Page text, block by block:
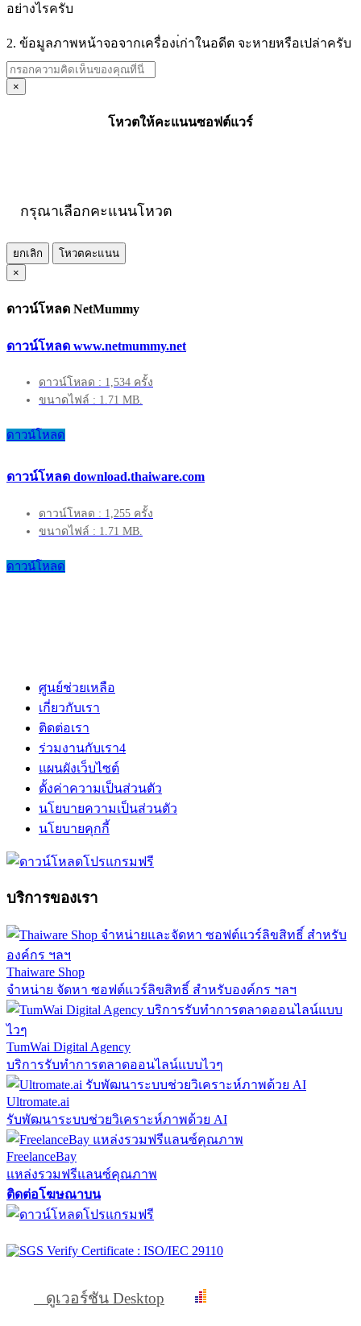
อย่างไรครับ
2. ข้อมูลภาพหน้าจอจากเครื่องเ่ก่าในอดีต จะหายหรือเปล่าครับ
×
โหวตให้คะแนนซอฟต์แวร์
กรุณาเลือกคะแนนโหวต
ยกเลิก
โหวตคะแนน
×
ดาวน์โหลด NetMummy
ดาวน์โหลด www.netmummy.net
ดาวน์โหลด : 1,534 ครั้ง
ขนาดไฟล์ : 1.71 MB.
ดาวน์โหลด
ดาวน์โหลด download.thaiware.com
ดาวน์โหลด : 1,255 ครั้ง
ขนาดไฟล์ : 1.71 MB.
ดาวน์โหลด
ศูนย์ช่วยเหลือ
เกี่ยวกับเรา
ติดต่อเรา
ร่วมงานกับเรา4
แผนผังเว็บไซต์
ตั้งค่าความเป็นส่วนตัว
นโยบายความเป็นส่วนตัว
นโยบายคุกกี้
บริการของเรา
Thaiware Shop
จำหน่าย จัดหา ซอฟต์แวร์ลิขสิทธิ์ สำหรับองค์กร ฯลฯ
TumWai Digital Agency
บริการรับทำการตลาดออนไลน์แบบไวๆ
Ultromate.ai
รับพัฒนาระบบช่วยวิเคราะห์ภาพด้วย AI
FreelanceBay
แหล่งรวมฟรีแลนซ์คุณภาพ
ติดต่อโฆษณาบน
ดูเวอร์ชัน Desktop